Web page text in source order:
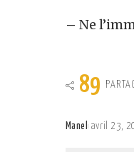
– Ne
89
Manel avril 23,